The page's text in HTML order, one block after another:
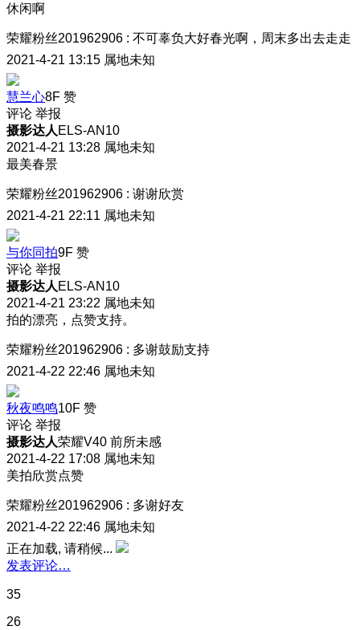
休闲啊
荣耀粉丝201962906 : 不可辜负大好春光啊，周末多出去走走
2021-4-21 13:15 属地未知
慧兰心8F 赞
评论 举报
摄影达人 ELS-AN10
2021-4-21 13:28 属地未知
最美春景
荣耀粉丝201962906 : 谢谢欣赏
2021-4-21 22:11 属地未知
与你同拍9F 赞
评论 举报
摄影达人 ELS-AN10
2021-4-21 23:22 属地未知
拍的漂亮，点赞支持。
荣耀粉丝201962906 : 多谢鼓励支持
2021-4-22 22:46 属地未知
秋夜鸣鸣10F 赞
评论 举报
摄影达人荣耀V40 前所未感
2021-4-22 17:08 属地未知
美拍欣赏点赞
荣耀粉丝201962906 : 多谢好友
2021-4-22 22:46 属地未知
正在加载, 请稍候...
发表评论…
35
26